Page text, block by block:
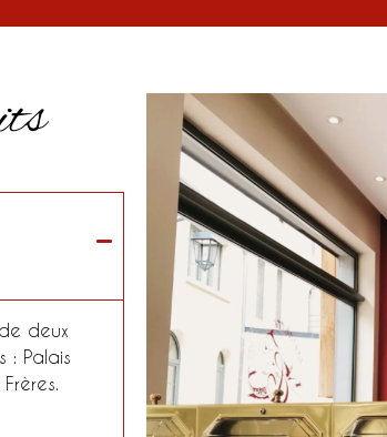
deux
: Palais